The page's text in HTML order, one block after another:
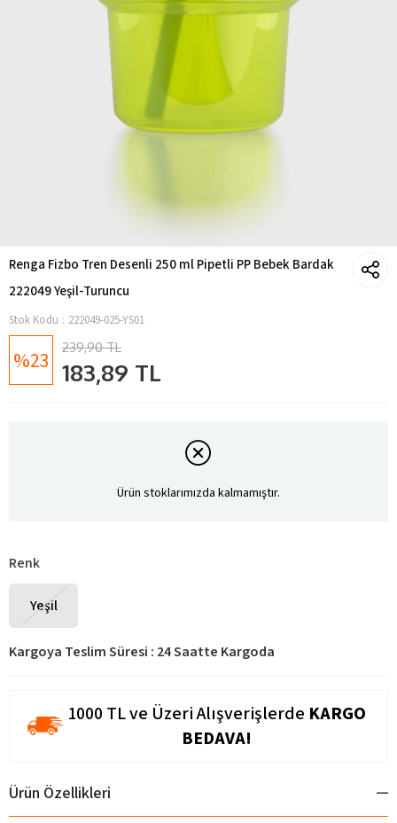
Renga Fizbo Tren Desenli 250 ml Pipetli PP Bebek Bardak
222049 Yeşil-Turuncu
Stok Kodu 222049-025-YS01
23 239,90 TL
183,89 TL
Ürün stoklarımızda kalmamıştır.
Renk
Yeşil
Kargoya Teslim Süresi : 24 Saatte Kargoda
1000 TL ve Üzeri Alışverişlerde KARGO
BEDAVA!
Ürün Özellikleri